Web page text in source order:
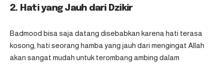
2. Hati yang Jauh dari Dzikir
Badmood bisa saja datang disebabkan karena hati terasa
kosong, hati seorang hamba yang jauh dari mengingat Allah
akan sangat mudah untuk terombang ambing dalam